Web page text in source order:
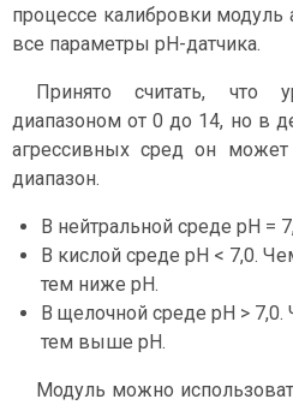
процессе калибровки модуль
все параметры pH-датчика.
Принято считать, что
диапазоном от 0 до 14, но в
агрессивных сред он
диапазон.
В нейтральной среде pH =
В кислой среде pH < 7,0.
тем ниже pH.
В щелочной среде pH >
тем выше pH.
Модуль можно